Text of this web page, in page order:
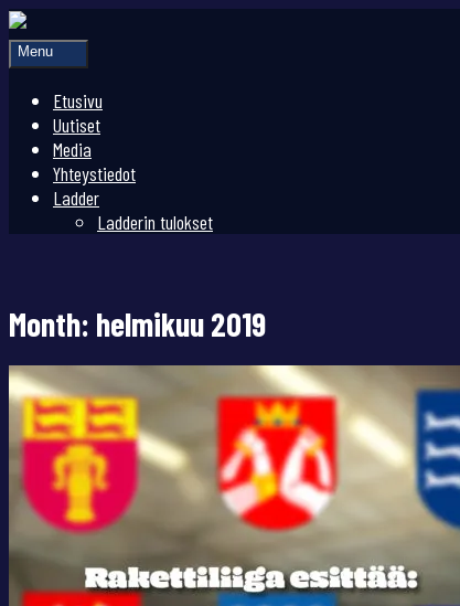
Menu
Etusivu
Uutiset
Media
Yhteystiedot
Ladder
Ladderin tulokset
Month: helmikuu 2019